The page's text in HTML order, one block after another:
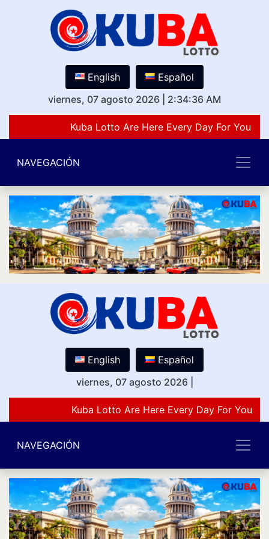
English
Español
viernes, 07 agosto 2026
2:34:36 AM
Kuba Lotto Are Here Every Day For You
NAVEGACIÓN
English
Español
viernes, 07 agosto 2026
Kuba Lotto Are Here Every Day For You
NAVEGACIÓN